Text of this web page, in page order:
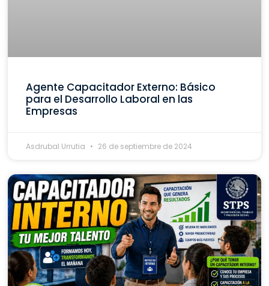
Agente Capacitador Externo: Básico
para el Desarrollo Laboral en las
Empresas
Asdrubal Urrutia 26 de septiembre de 2024